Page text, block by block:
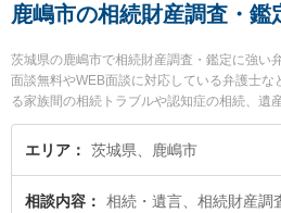
鹿嶋市の相続財産調査・鑑
茨城県の鹿嶋市で相続財産調査・鑑定に強い
面談無料やWEB面談に対応している弁護士な
る家族間の相続トラブルや認知症の相続、遺
み検索もでき便利です。特に弁護士法人リー
佐々木 英人弁護士や弁護士法人リーガルプ
相談したい』『相続財産調査・鑑定のトラブ
エリア 茨城県、鹿嶋市
相談内容 相続・遺言、相続財産調